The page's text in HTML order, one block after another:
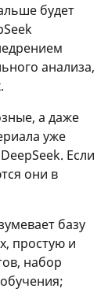
будет
анализа,
а даже
уже
Если
они в
базу
простую и
набор